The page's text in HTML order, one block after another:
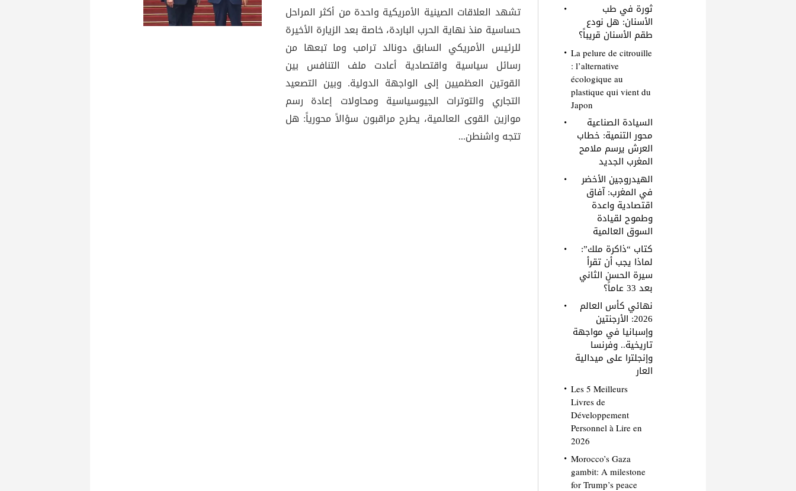
تشهد العلاقات الصينية الأمريكية واحدة من أكثر المراحل
حساسية منذ نهاية الحرب الباردة، خاصة بعد الزيارة الأخيرة
للرئيس الأمريكي السابق دونالد ترامب وما تبعها من
رسائل سياسية واقتصادية أعادت ملف التنافس بين
القوتين العظميين إلى الواجهة الدولية. وبين التصعيد
التجاري والتوترات الجيوسياسية ومحاولات إعادة رسم
موازين القوى العالمية، يطرح مراقبون سؤالاً محورياً: هل
تتجه واشنطن...
ثورة في طب
الأسنان: هل نودع
طقم الأسنان قريباً؟
La pelure de citrouille
: l’alternative
écologique au
plastique qui vient du
Japon
السيادة الصناعية
محور التنمية: خطاب
العرش يرسم ملامح
المغرب الجديد
الهيدروجين الأخضر
في المغرب: آفاق
اقتصادية واعدة
وطموح لقيادة
السوق العالمية
كتاب “ذاكرة ملك”:
لماذا يجب أن تقرأ
سيرة الحسن الثاني
بعد 33 عاماً؟
نهائي كأس العالم
2026: الأرجنتين
وإسبانيا في مواجهة
تاريخية.. وفرنسا
وإنجلترا على ميدالية
العار
Les 5 Meilleurs
Livres de
Développement
Personnel à Lire en
2026
Morocco’s Gaza
gambit: A milestone
for Trump’s peace